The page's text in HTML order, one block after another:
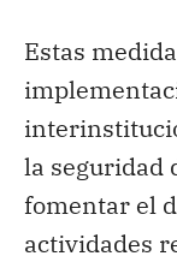
Estas
la seguridad
fomentar el
actividades